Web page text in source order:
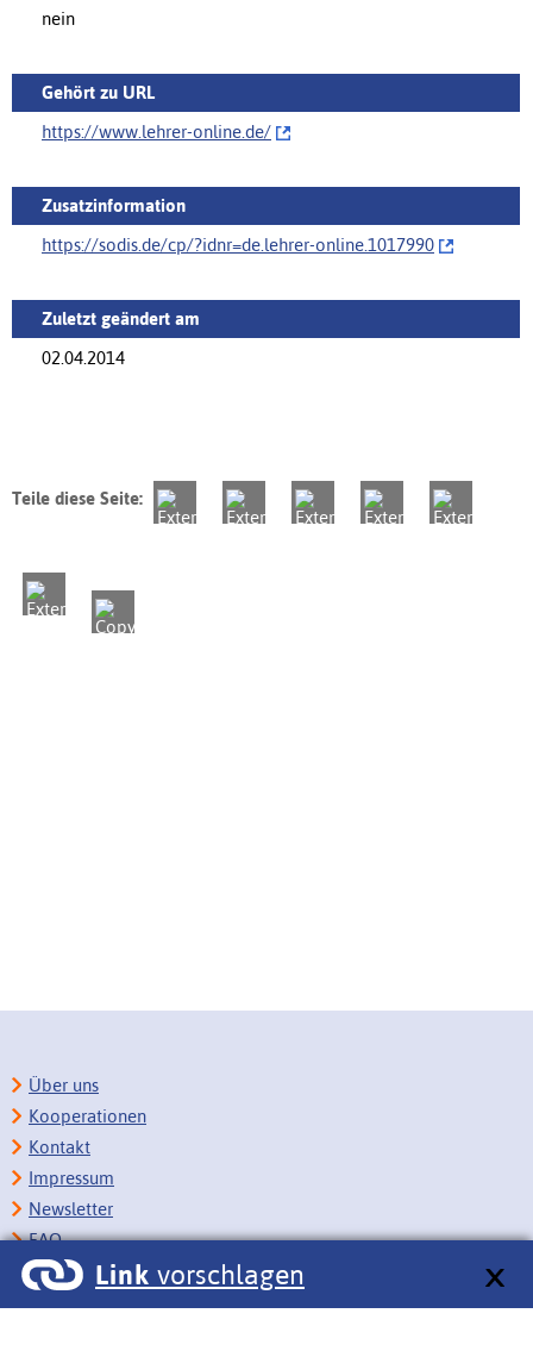
nein
Gehört zu URL
https://www.lehrer-online.de/‌
Zusatzinformation
https://sodis.de/cp/‌?idnr=de.lehrer-online.1017990
Zuletzt geändert am
02.04.2014
Teile diese Seite:
Link vorschlagen
Über uns
Kooperationen
Kontakt
Impressum
Newsletter
FAQ
Copyright